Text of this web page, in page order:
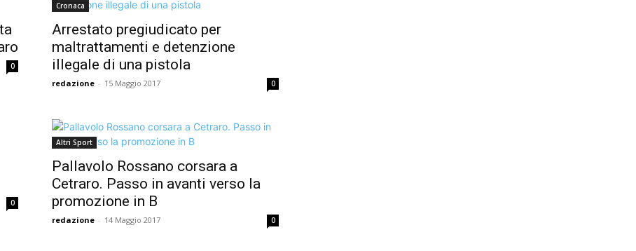
0
Cronaca
Arrestato pregiudicato per
maltrattamenti e detenzione
illegale di una pistola
redazione - 15 Maggio 2017 0
0
Altri Sport
Pallavolo Rossano corsara a
Cetraro. Passo in avanti verso la
promozione in B
redazione - 14 Maggio 2017 0